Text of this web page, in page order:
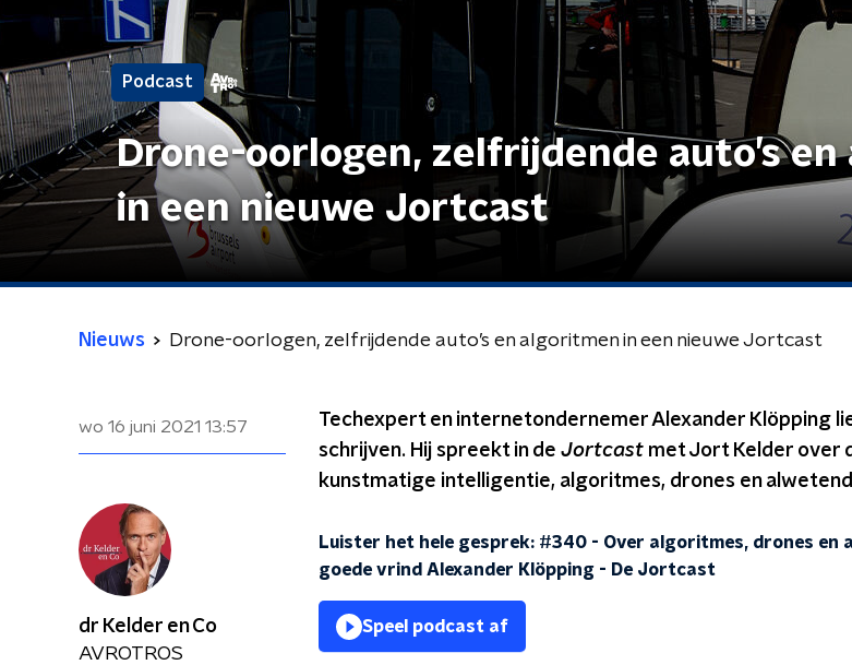
Podcast
Drone-oorlogen, zelfrijdende auto’s
in een nieuwe Jortcast
Nieuws Drone-oorlogen, zelfrijdende auto’s en algoritmen in een nieuwe Jortcast
wo 16 juni 2021 13:57
Techexpert en internetondernemer Alexander Klöpping
schrijven. Hij spreekt in de Jortcast met Jort Kelder over
kunstmatige intelligentie, algoritmes, drones en
Luister het hele gesprek: #340 - Over algoritmes, drones en
goede vrind Alexander Klöpping - De Jortcast
Speel podcast af
dr Kelder en Co
AVROTROS